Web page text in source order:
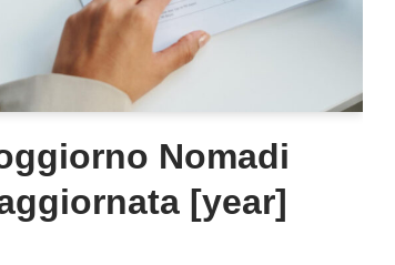
Nomadi
[year]